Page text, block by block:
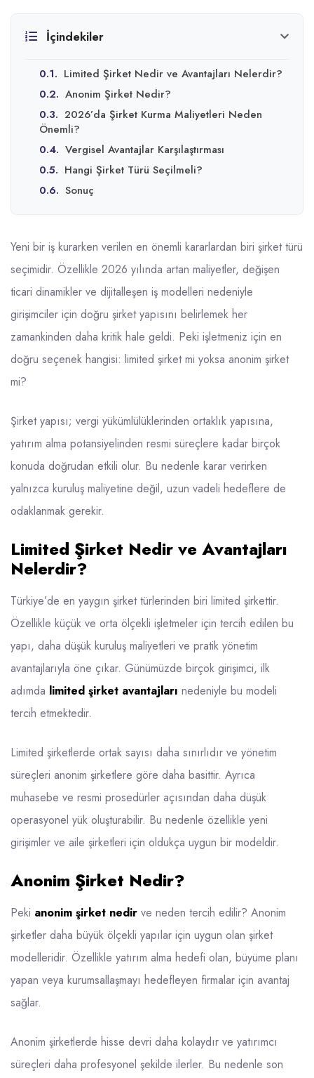
İçindekiler
0.1. Limited Şirket Nedir ve Avantajları Nelerdir?
0.2. Anonim Şirket Nedir?
0.3. 2026’da Şirket Kurma Maliyetleri Neden
Önemli?
0.4. Vergisel Avantajlar Karşılaştırması
0.5. Hangi Şirket Türü Seçilmeli?
0.6. Sonuç
Yeni bir iş kurarken verilen en önemli kararlardan biri şirket türü
seçimidir. Özellikle 2026 yılında artan maliyetler, değişen
ticari dinamikler ve dijitalleşen iş modelleri nedeniyle
girişimciler için doğru şirket yapısını belirlemek her
zamankinden daha kritik hale geldi. Peki işletmeniz için en
doğru seçenek hangisi: limited şirket mi yoksa anonim şirket
mi?
Şirket yapısı; vergi yükümlülüklerinden ortaklık yapısına,
yatırım alma potansiyelinden resmi süreçlere kadar birçok
konuda doğrudan etkili olur. Bu nedenle karar verirken
yalnızca kuruluş maliyetine değil, uzun vadeli hedeflere de
odaklanmak gerekir.
Limited Şirket Nedir ve Avantajları
Nelerdir?
Türkiye’de en yaygın şirket türlerinden biri limited şirkettir.
Özellikle küçük ve orta ölçekli işletmeler için tercih edilen bu
yapı, daha düşük kuruluş maliyetleri ve pratik yönetim
avantajlarıyla öne çıkar. Günümüzde birçok girişimci, ilk
adımda limited şirket avantajları nedeniyle bu modeli
tercih etmektedir.
Limited şirketlerde ortak sayısı daha sınırlıdır ve yönetim
süreçleri anonim şirketlere göre daha basittir. Ayrıca
muhasebe ve resmi prosedürler açısından daha düşük
operasyonel yük oluşturabilir. Bu nedenle özellikle yeni
girişimler ve aile şirketleri için oldukça uygun bir modeldir.
Anonim Şirket Nedir?
Peki anonim şirket nedir ve neden tercih edilir? Anonim
şirketler daha büyük ölçekli yapılar için uygun olan şirket
modelleridir. Özellikle yatırım alma hedefi olan, büyüme planı
yapan veya kurumsallaşmayı hedefleyen firmalar için avantaj
sağlar.
Anonim şirketlerde hisse devri daha kolaydır ve yatırımcı
süreçleri daha profesyonel şekilde ilerler. Bu nedenle son